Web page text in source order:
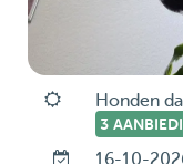
Honden
3
16-10-